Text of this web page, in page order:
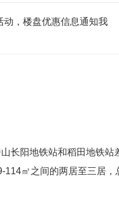
动，楼盘优惠信息通知我
长阳地铁站和稻田地铁
114㎡之间的两居至三居